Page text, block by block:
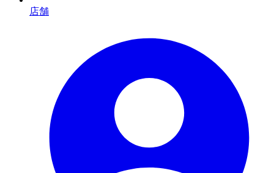
店舗